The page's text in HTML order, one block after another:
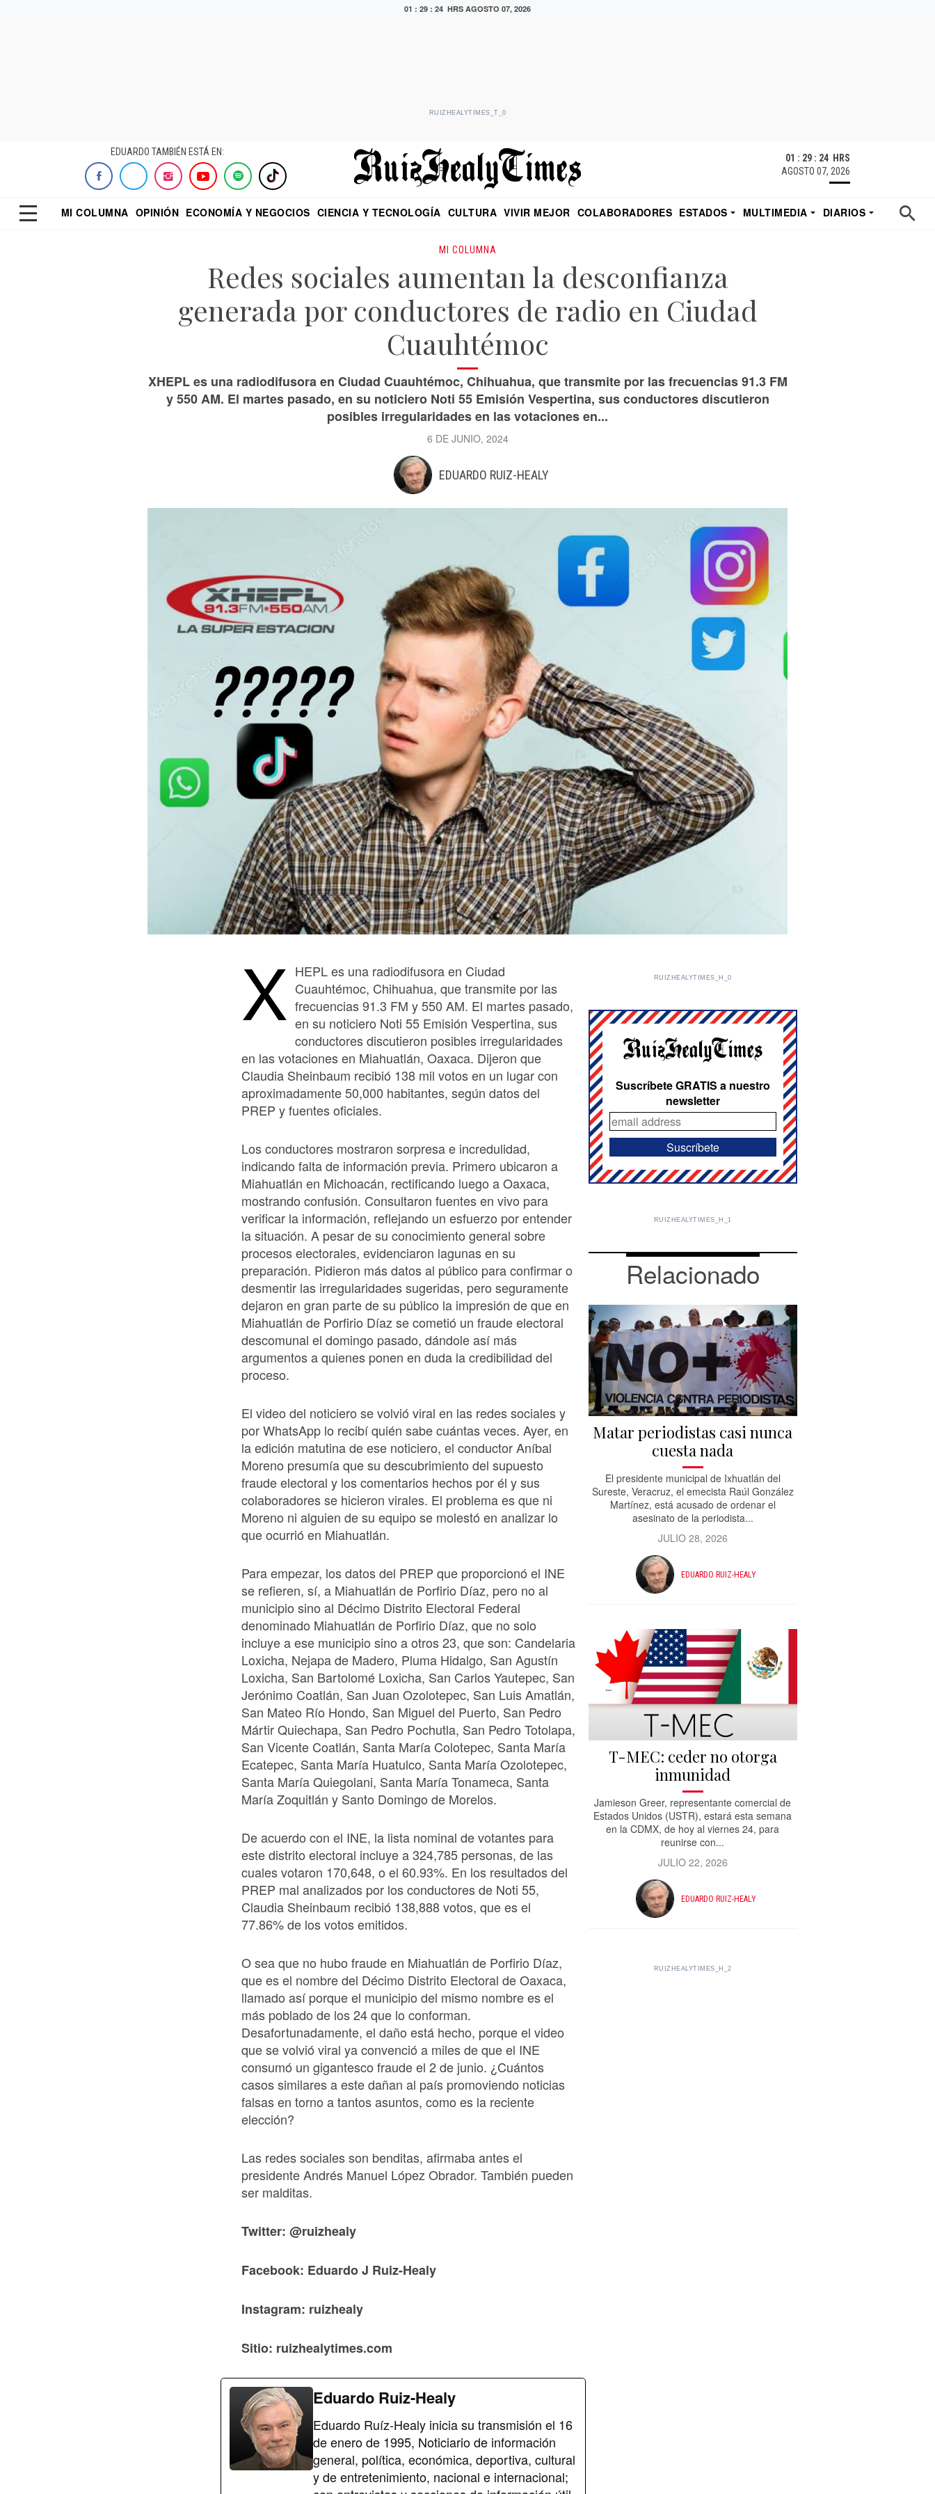
01 : 29 : 26 HRS AGOSTO 07, 2026
RUIZHEALYTIMES_T_0
EDUARDO TAMBIÉN ESTÁ EN:
01 : 29 : 26 HRS
AGOSTO 07, 2026
MI COLUMNA OPINIÓN ECONOMÍA Y NEGOCIOS CIENCIA Y TECNOLOGÍA CULTURA VIVIR MEJOR COLABORADORES ESTADOS MULTIMEDIA
DIARIOS
MI COLUMNA
Redes sociales aumentan la desconfianza
generada por conductores de radio en Ciudad
Cuauhtémoc
XHEPL es una radiodifusora en Ciudad Cuauhtémoc, Chihuahua, que transmite por las frecuencias 91.3 FM
y 550 AM. El martes pasado, en su noticiero Noti 55 Emisión Vespertina, sus conductores discutieron
posibles irregularidades en las votaciones en...
6 DE JUNIO, 2024
EDUARDO RUIZ-HEALY
X HEPL es una radiodifusora en Ciudad
Cuauhtémoc, Chihuahua, que transmite por las
frecuencias 91.3 FM y 550 AM. El martes pasado,
en su noticiero Noti 55 Emisión Vespertina, sus
conductores discutieron posibles irregularidades
en las votaciones en Miahuatlán, Oaxaca. Dijeron que
Claudia Sheinbaum recibió 138 mil votos en un lugar con
aproximadamente 50,000 habitantes, según datos del
PREP y fuentes oficiales.
Los conductores mostraron sorpresa e incredulidad,
indicando falta de información previa. Primero ubicaron a
Miahuatlán en Michoacán, rectificando luego a Oaxaca,
mostrando confusión. Consultaron fuentes en vivo para
verificar la información, reflejando un esfuerzo por entender
la situación. A pesar de su conocimiento general sobre
procesos electorales, evidenciaron lagunas en su
preparación. Pidieron más datos al público para confirmar o
desmentir las irregularidades sugeridas, pero seguramente
dejaron en gran parte de su público la impresión de que en
Miahuatlán de Porfirio Díaz se cometió un fraude electoral
descomunal el domingo pasado, dándole así más
argumentos a quienes ponen en duda la credibilidad del
proceso.
El video del noticiero se volvió viral en las redes sociales y
por WhatsApp lo recibí quién sabe cuántas veces. Ayer, en
la edición matutina de ese noticiero, el conductor Aníbal
Moreno presumía que su descubrimiento del supuesto
fraude electoral y los comentarios hechos por él y sus
colaboradores se hicieron virales. El problema es que ni
Moreno ni alguien de su equipo se molestó en analizar lo
que ocurrió en Miahuatlán.
Para empezar, los datos del PREP que proporcionó el INE
se refieren, sí, a Miahuatlán de Porfirio Díaz, pero no al
municipio sino al Décimo Distrito Electoral Federal
denominado Miahuatlán de Porfirio Díaz, que no solo
incluye a ese municipio sino a otros 23, que son: Candelaria
Loxicha, Nejapa de Madero, Pluma Hidalgo, San Agustín
Loxicha, San Bartolomé Loxicha, San Carlos Yautepec, San
Jerónimo Coatlán, San Juan Ozolotepec, San Luis Amatlán,
San Mateo Río Hondo, San Miguel del Puerto, San Pedro
Mártir Quiechapa, San Pedro Pochutla, San Pedro Totolapa,
San Vicente Coatlán, Santa María Colotepec, Santa María
Ecatepec, Santa María Huatulco, Santa María Ozolotepec,
Santa María Quiegolani, Santa María Tonameca, Santa
María Zoquitlán y Santo Domingo de Morelos.
De acuerdo con el INE, la lista nominal de votantes para
este distrito electoral incluye a 324,785 personas, de las
cuales votaron 170,648, o el 60.93%. En los resultados del
PREP mal analizados por los conductores de Noti 55,
Claudia Sheinbaum recibió 138,888 votos, que es el
77.86% de los votos emitidos.
O sea que no hubo fraude en Miahuatlán de Porfirio Díaz,
que es el nombre del Décimo Distrito Electoral de Oaxaca,
llamado así porque el municipio del mismo nombre es el
más poblado de los 24 que lo conforman.
Desafortunadamente, el daño está hecho, porque el video
que se volvió viral ya convenció a miles de que el INE
consumó un gigantesco fraude el 2 de junio. ¿Cuántos
casos similares a este dañan al país promoviendo noticias
falsas en torno a tantos asuntos, como es la reciente
elección?
Las redes sociales son benditas, afirmaba antes el
presidente Andrés Manuel López Obrador. También pueden
ser malditas.
Twitter: @ruizhealy
Facebook: Eduardo J Ruiz-Healy
Instagram: ruizhealy
Sitio: ruizhealytimes.com
Eduardo Ruiz-Healy
Eduardo Ruíz-Healy inicia su transmisión el 16
de enero de 1995, Noticiario de información
general, política, económica, deportiva, cultural
y de entretenimiento, nacional e internacional;
RUIZHEALYTIMES_H_0
Suscríbete GRATIS a nuestro
newsletter
RUIZHEALYTIMES_H_1
Relacionado
Matar periodistas casi nunca
cuesta nada
El presidente municipal de Ixhuatlán del
Sureste, Veracruz, el emecista Raúl González
Martínez, está acusado de ordenar el
asesinato de la periodista...
JULIO 28, 2026
EDUARDO RUIZ-HEALY
T-MEC: ceder no otorga
inmunidad
Jamieson Greer, representante comercial de
Estados Unidos (USTR), estará esta semana
en la CDMX, de hoy al viernes 24, para
reunirse con...
JULIO 22, 2026
EDUARDO RUIZ-HEALY
RUIZHEALYTIMES_H_2